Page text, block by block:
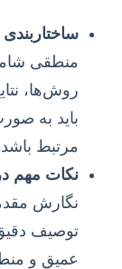
منطقی
روش‌ها،
باید به
مرتبط
نکات مهم
نگارش
توصیف
عمیق و